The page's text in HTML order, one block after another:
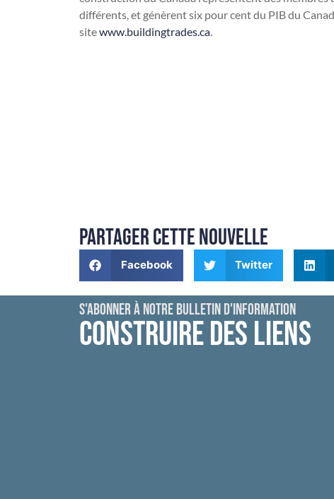
différents, et génèrent six pour cent du PIB du
sitewww.buildingtrades.ca.
PARTAGER CETTE NOUVELLE
Facebook Twitter
S'ABONNER À NOTRE BULLETIN D'INFORMATION
CONSTRUIRE DES LIENS